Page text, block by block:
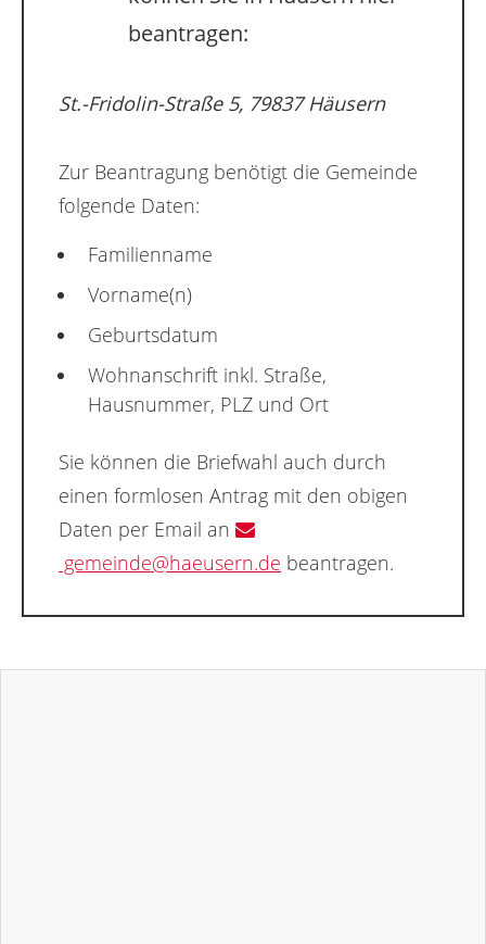
beantragen:
St.-Fridolin-Straße 5, 79837 Häusern
Zur Beantragung benötigt die Gemeinde
folgende Daten:
Familienname
Vorname(n)
Geburtsdatum
Wohnanschrift inkl. Straße,
Hausnummer, PLZ und Ort
Sie können die Briefwahl auch durch
einen formlosen Antrag mit den obigen
Daten per Email an
gemeinde@haeusern.de beantragen.